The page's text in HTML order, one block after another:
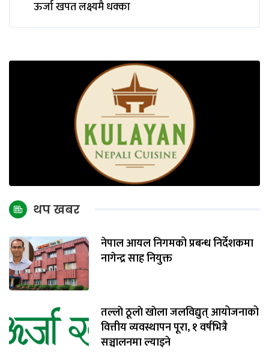
ऊर्जा खपत लक्ष्यमै धक्का
थप खबर
नेपाल आयल निगमको प्रबन्ध निर्देशकमा
नागेन्द्र साह नियुक्त
तल्लाे ठूलाे खाेला जलविद्युत् आयोजनाको
वित्तीय व्यवस्थापन पूरा, १ वर्षभित्रै
सञ्चालनमा ल्याइने